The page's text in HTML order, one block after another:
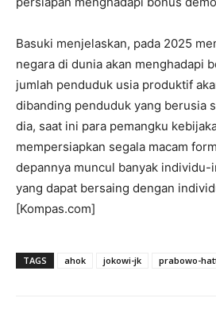
Basuki menjelaskan, pada 2025
negara di dunia akan menghadapi
jumlah penduduk usia produktif
dibanding penduduk yang berusia
dia, saat ini para pemangku
mempersiapkan segala macam
depannya muncul banyak
yang dapat bersaing dengan
[Kompas.com]
TAGS ahok jokowi-jk prabowo-